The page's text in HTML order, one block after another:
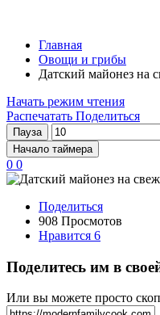
Главная
Овощи и грибы
Датский майонез на
Начать режим чтения
Распечатать Поделиться
Пауза
Начало таймера
0 0
Поделиться
908 Просмотов
Нравится 6
Поделитесь им в
Или вы можете просто